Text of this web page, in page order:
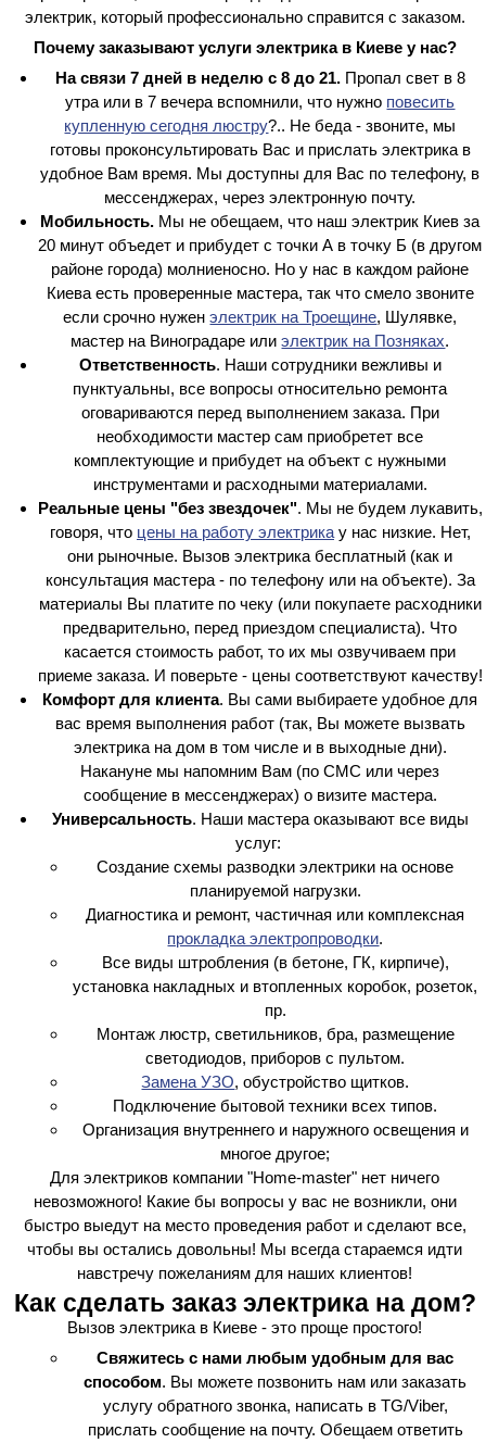
электрик, который профессионально справится с заказом.
Почему заказывают услуги электрика в Киеве у нас?
На связи 7 дней в неделю с 8 до 21. Пропал свет в 8
утра или в 7 вечера вспомнили, что нужно повесить
купленную сегодня люстру?.. Не беда - звоните, мы
готовы проконсультировать Вас и прислать электрика в
удобное Вам время. Мы доступны для Вас по телефону, в
мессенджерах, через электронную почту.
Мобильность. Мы не обещаем, что наш электрик Киев за
20 минут объедет и прибудет с точки А в точку Б (в другом
районе города) молниеносно. Но у нас в каждом районе
Киева есть проверенные мастера, так что смело звоните
если срочно нуженэлектрик на Троещине, Шулявке,
мастер на Виноградаре илиэлектрик на Позняках.
Ответственность. Наши сотрудники вежливы и
пунктуальны, все вопросы относительно ремонта
оговариваются перед выполнением заказа. При
необходимости мастер сам приобретет все
комплектующие и прибудет на объект с нужными
инструментами и расходными материалами.
Реальные цены "без звездочек". Мы не будем лукавить,
говоря, что цены на работу электрика у нас низкие. Нет,
они рыночные. Вызов электрика бесплатный (как и
консультация мастера - по телефону или на объекте). За
материалы Вы платите по чеку (или покупаете расходники
предварительно, перед приездом специалиста). Что
касается стоимость работ, то их мы озвучиваем при
приеме заказа. И поверьте - цены соответствуют качеству!
Комфорт для клиента. Вы сами выбираете удобное для
вас время выполнения работ (так, Вы можете вызвать
электрика на дом в том числе и в выходные дни).
Накануне мы напомним Вам (по СМС или через
сообщение в мессенджерах) о визите мастера.
Универсальность. Наши мастера оказывают все виды
услуг:
Создание схемы разводки электрики на основе
планируемой нагрузки.
Диагностика и ремонт, частичная или комплексная
прокладка электропроводки.
Все виды штробления (в бетоне, ГК, кирпиче),
установка накладных и втопленных коробок, розеток,
пр.
Монтаж люстр, светильников, бра, размещение
светодиодов, приборов с пультом.
Замена УЗО, обустройство щитков.
Подключение бытовой техники всех типов.
Организация внутреннего и наружного освещения и
многое другое;
Для электриков компании "Home-master" нет ничего
невозможного! Какие бы вопросы у вас не возникли, они
быстро выедут на место проведения работ и сделают все,
чтобы вы остались довольны! Мы всегда стараемся идти
навстречу пожеланиям для наших клиентов!
Как сделать заказ электрика на дом?
Вызов электрика в Киеве - это проще простого!
Свяжитесь с нами любым удобным для вас
способом. Вы можете позвонить нам или заказать
услугу обратного звонка, написать в TG/Viber,
прислать сообщение на почту. Обещаем ответить